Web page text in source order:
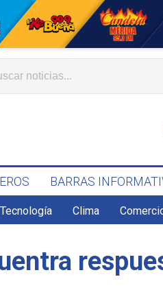
BARRAS
Clima